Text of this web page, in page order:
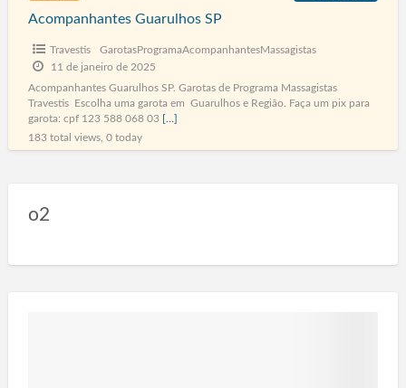
Acompanhantes Guarulhos SP
Travestis
GarotasProgramaAcompanhantesMassagistas
11 de janeiro de 2025
Acompanhantes Guarulhos SP. Garotas de Programa Massagistas
Travestis Escolha uma garota em Guarulhos e Região. Faça um pix para
garota: cpf 123 588 068 03 […]
183 total views, 0 today
o2